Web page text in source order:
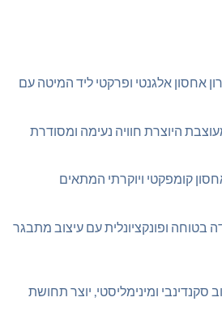
אחסון אלגנטי ופרקטי ליד המיטה עם
היוצרת חוויה נעימה ומסודרת
קומפקטי ויוקרתי המתאים
בטוחה ופונקציונלית עם עיצוב מתבגר
סקנדינבי ומינימליסטי, יוצר תחושת